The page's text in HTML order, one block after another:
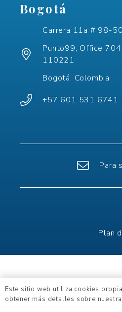
Bogotá
Carrera 11a # 98-50
Punto99, Office 704
110221
Bogotá, Colombia
+57 601 531 6741
Para
Plan
Este sitio web utiliza cookies
obtener más detalles sobre